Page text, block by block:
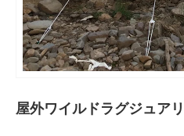
屋外ワイルドラグジュア